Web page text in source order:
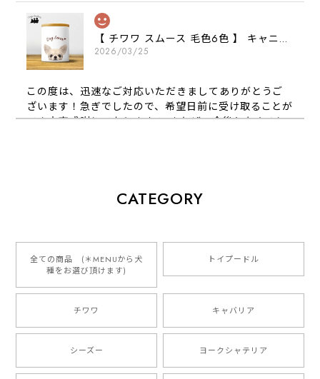
【 チワワ スムース 毛色6色 】 キャニスター 保存容器 お家用 プレゼント 犬 ペット うちの子 犬グッズ
2026/03/25
この度は、迅速なご対応いただきましてありがとうご
ざいます！急ぎでしたので、希望日前に受け取ることが
でき大変感謝しております！ またぜひ今後ともよろし
2026/01/16
とっても可愛くて、わんちゃんの名前や電話番号も分か
りやすくて最高です！ ありがとうございました❁⃘*.ﾟ
ご縁がありましたら、またよろしくお願いいたします。
【 自然に囲まれた ダックスフンド 】 キャニスター 保存容器 お家用 プレゼント 犬 ペット うちの子 犬グッズ
CATEGORY
全ての商品 (＊MENUから犬
種をお選び頂けます)
トイプードル
チワワ キャバリア
シーズー ヨークシャテリア